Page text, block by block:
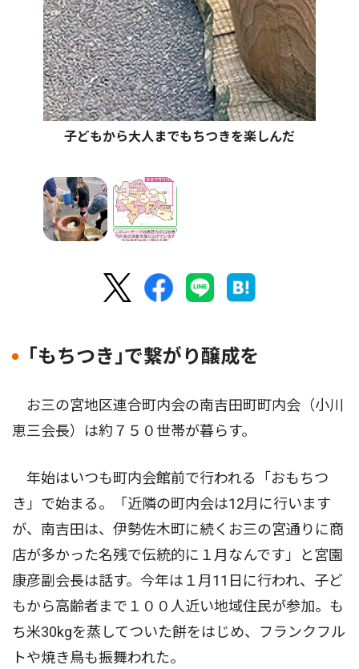
子どもから大人までもちつきを楽しんだ
｢もちつき｣で繋がり醸成を
お三の宮地区連合町内会の南吉田町町内会（小川
恵三会長）は約７５０世帯が暮らす。
年始はいつも町内会館前で行われる「おもちつ
き」で始まる。「近隣の町内会は12月に行います
が、南吉田は、伊勢佐木町に続くお三の宮通りに商
店が多かった名残で伝統的に１月なんです」と宮園
康彦副会長は話す。今年は１月11日に行われ、子ど
もから高齢者まで１００人近い地域住民が参加。も
ち米30kgを蒸してついた餅をはじめ、フランクフル
トや焼き鳥も振舞われた。